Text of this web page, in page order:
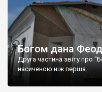
Богом дана
Друга частина звіту про
насиченою ніж перша.